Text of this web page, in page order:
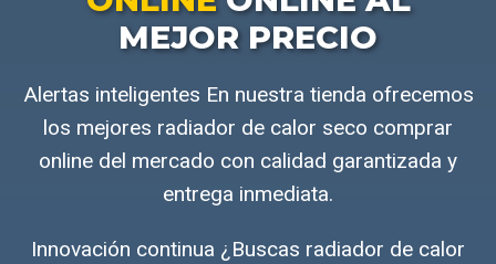
MEJOR PRECIO
Alertas inteligentes En nuestra tienda ofrecemos
los mejores radiador de calor seco comprar
online del mercado con calidad garantizada y
entrega inmediata.
Innovación continua ¿Buscas radiador de calor